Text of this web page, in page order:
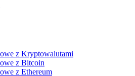
z Kryptowalutami
z Bitcoin
z Ethereum